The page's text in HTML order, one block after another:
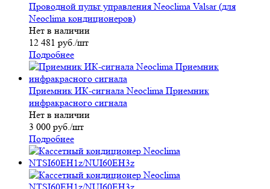
Проводной пульт управления Neoclima Valsar (для
Neoclima кондиционеров)
Нет в наличии
12 481 руб./шт
Подробнее
Приемник ИК-сигнала Neoclima Приемник
инфракрасного сигнала
Нет в наличии
3 000 руб./шт
Подробнее